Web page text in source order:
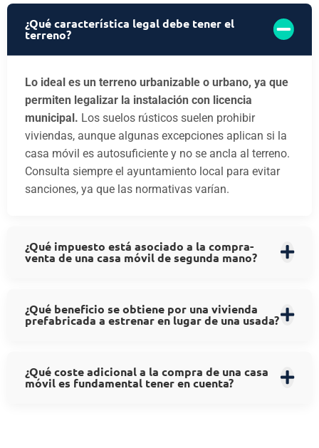
¿Qué característica legal debe tener el
terreno?
Lo ideal es un terreno urbanizable o urbano, ya que
permiten legalizar la instalación con licencia
municipal. Los suelos rústicos suelen prohibir
viviendas, aunque algunas excepciones aplican si la
casa móvil es autosuficiente y no se ancla al terreno.
Consulta siempre el ayuntamiento local para evitar
sanciones, ya que las normativas varían.
¿Qué impuesto está asociado a la compra-
venta de una casa móvil de segunda mano?
¿Qué beneficio se obtiene por una vivienda
prefabricada a estrenar en lugar de una usada?
¿Qué coste adicional a la compra de una casa
móvil es fundamental tener en cuenta?